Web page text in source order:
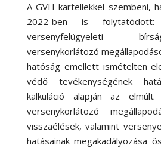
A GVH kartellekkel szembeni,
2022-ben is
versenyfelügyeleti
versenykorlátozó
hatóság emellett ismételten
védő tevékenységének
kalkuláció alapján az
versenykorlátozó
visszaélések, valamint
hatásainak megakadályozása